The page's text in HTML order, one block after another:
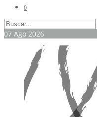
0
07 Ago 2026